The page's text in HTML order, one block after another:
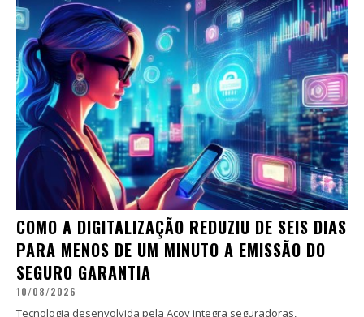
COMO A DIGITALIZAÇÃO REDUZIU DE SEIS DIAS
PARA MENOS DE UM MINUTO A EMISSÃO DO
SEGURO GARANTIA
10/08/2026
Tecnologia desenvolvida pela Acoy integra seguradoras,